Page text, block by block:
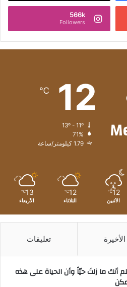
566k
Followers
12
℃
71%
1.79 كيلومتر/ساعة
12
℃
الأثنين
12
℃
الثلاثاء
13
℃
الأربعاء
الأخيرة تعليقات
أنك ما زلتَ حيّاً وأن الحياة على هذه